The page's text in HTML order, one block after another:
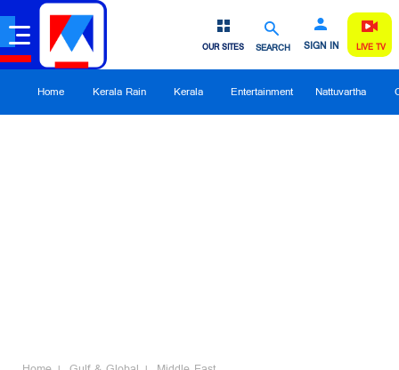
SEARCH SIGN IN
OUR SITES LIVE TV
Home Kerala Rain Kerala Entertainment Nattuvartha